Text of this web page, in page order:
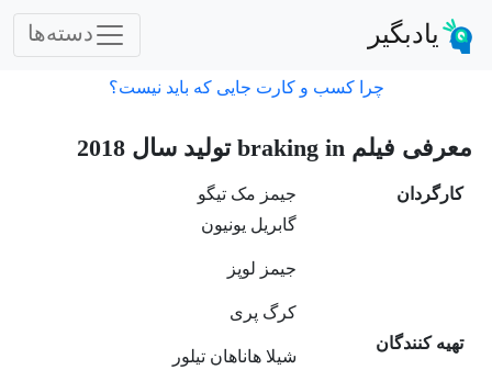
یادبگیر دسته‌ها
چرا کسب و کارت جایی که باید نیست؟
معرفی فیلم braking in تولید سال 2018
کارگردان جیمز مک تیگو
تهیه کنندگان
گابریل یونیون
جیمز لوپز
کرگ پری
شیلا هاناهان تیلور